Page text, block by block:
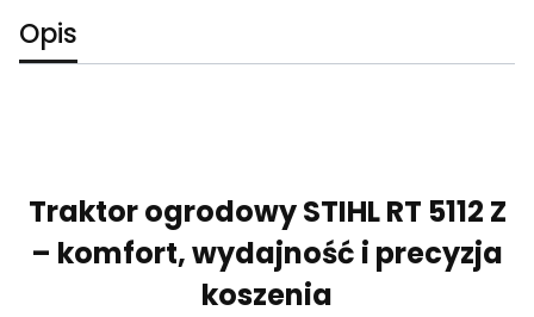
Opis
Traktor ogrodowy STIHL RT 5112 Z
– komfort, wydajność i precyzja
koszenia